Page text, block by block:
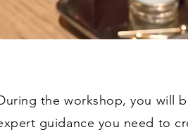
the workshop, you will
guidance you need to